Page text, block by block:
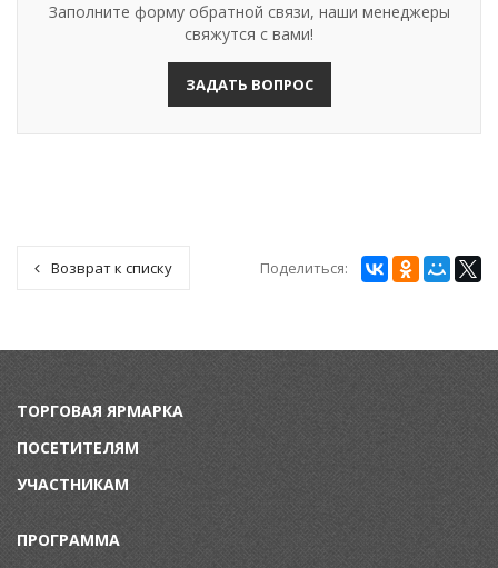
Заполните форму обратной связи, наши менеджеры
свяжутся с вами!
ЗАДАТЬ ВОПРОС
Возврат к списку Поделиться:
ТОРГОВАЯ ЯРМАРКА
ПОСЕТИТЕЛЯМ
УЧАСТНИКАМ
ПРОГРАММА